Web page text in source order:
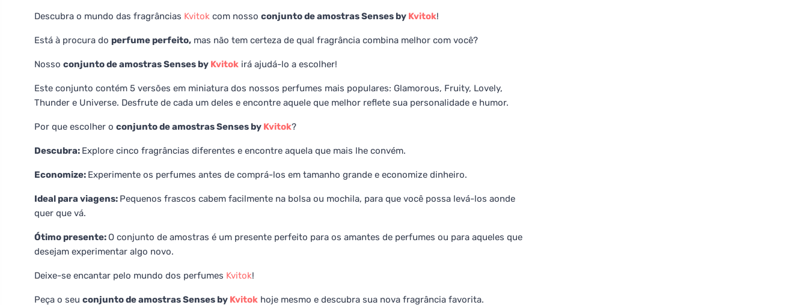
Descubra o mundo das fragrâncias Kvitok com nosso conjunto de amostras Senses by Kvitok!
Está à procura do perfume perfeito, mas não tem certeza de qual fragrância combina melhor com você?
Nosso conjunto de amostras Senses by Kvitok irá ajudá-lo a escolher!
Este conjunto contém 5 versões em miniatura dos nossos perfumes mais populares: Glamorous, Fruity, Lovely,
Thunder e Universe. Desfrute de cada um deles e encontre aquele que melhor reflete sua personalidade e humor.
Por que escolher o conjunto de amostras Senses by Kvitok?
Descubra: Explore cinco fragrâncias diferentes e encontre aquela que mais lhe convém.
Economize: Experimente os perfumes antes de comprá-los em tamanho grande e economize dinheiro.
Ideal para viagens: Pequenos frascos cabem facilmente na bolsa ou mochila, para que você possa levá-los aonde
quer que vá.
Ótimo presente: O conjunto de amostras é um presente perfeito para os amantes de perfumes ou para aqueles que
desejam experimentar algo novo.
Deixe-se encantar pelo mundo dos perfumes Kvitok!
Peça o seu conjunto de amostras Senses by Kvitok hoje mesmo e descubra sua nova fragrância favorita.